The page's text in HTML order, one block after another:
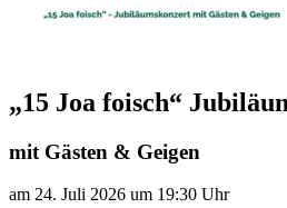
„15 Joa foisch“
mit Gästen & Geigen
am 24. Juli 2026 um 19:30 Uhr